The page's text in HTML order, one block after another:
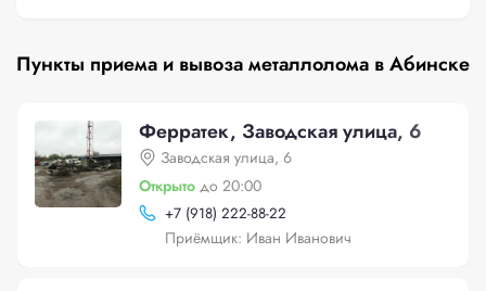
Пункты приема и вывоза металлолома в Абинске
Ферратек, Заводская улица, 6
Заводская улица, 6
Открыто до 20:00
+7 (918) 222-88-22
Приёмщик: Иван Иванович